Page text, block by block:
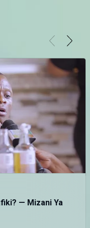
— Mizani Ya